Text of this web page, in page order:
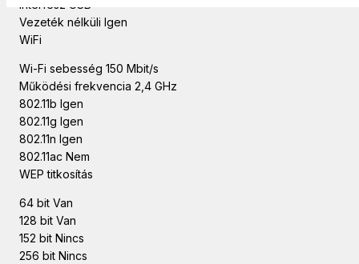
Interfész USB
Vezeték nélküli Igen
WiFi
Wi-Fi sebesség 150 Mbit/s
Működési frekvencia 2,4 GHz
802.11b Igen
802.11g Igen
802.11n Igen
802.11ac Nem
WEP titkosítás
64 bit Van
128 bit Van
152 bit Nincs
256 bit Nincs